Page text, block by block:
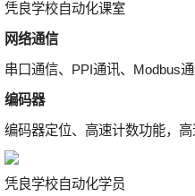
凭良学校自动化课室
网络通信
串口通信、PPI通讯、Modbus
编码器
编码器定位、高速计数功能，
凭良学校自动化学员